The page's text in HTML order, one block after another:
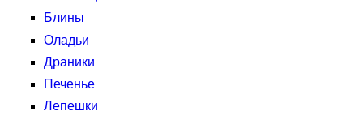
Блины
Оладьи
Драники
Печенье
Лепешки